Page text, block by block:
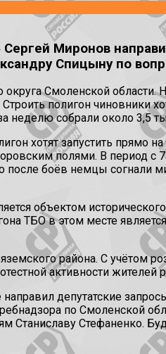
Миронов
Спицыну по
округа Смоленской
полигон
собрали около 3,5
хотят запустить прямо
полями. В период с
боёв немцы согнали
объектом
ТБО в этом месте
района. С учётом
активности жителей
депутатские
по Смоленской
Станиславу Стефаненко.